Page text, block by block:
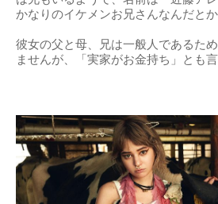
かなりのイケメンお兄さんなんだとか
彼女の父と母、兄は一般人であるた
ませんが、「実家がお金持ち」とも